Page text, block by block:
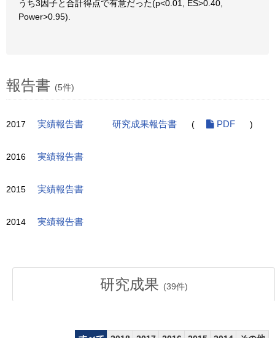
うち3因子と合計得点で有意だった(p<0.01, ES>0.40,
Power>0.95).
報告書 (5件)
2017 実績報告書 研究成果報告書 ( PDF )
2016 実績報告書
2015 実績報告書
2014 実績報告書
研究成果 (39件)